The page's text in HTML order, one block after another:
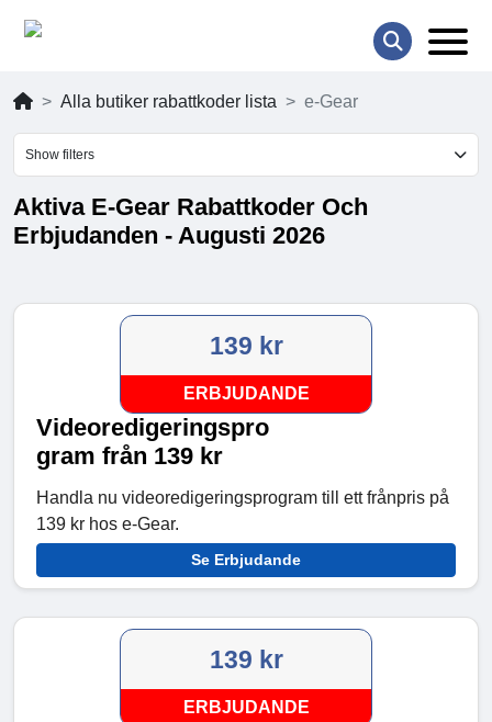
Alla butiker rabattkoder lista e-Gear
Show filters
Aktiva E-Gear Rabattkoder Och
Erbjudanden - Augusti 2026
139 kr
ERBJUDANDE
Videoredigeringspro
gram från 139 kr
Handla nu videoredigeringsprogram till ett frånpris på
139 kr hos e-Gear.
Se Erbjudande
139 kr
ERBJUDANDE